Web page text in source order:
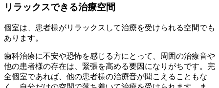
リラックスできる治療空間
個室は、患者様がリラックスして治療を受けられる空間でも
あります。
歯科治療に不安や恐怖を感じる方にとって、周囲の治療音や
他の患者様の存在は、緊張を高める要因になりがちです。完
全個室であれば、他の患者様の治療音が聞こえることもな